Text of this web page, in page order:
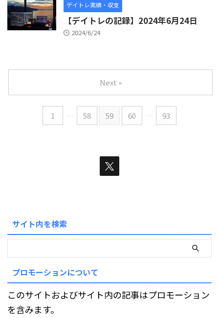
デイトレ実績・収支
【デイトレの記録】2024年6月24日
2024/6/24
1 … 58 59 60 … 93
Next »
サイト内を検索
プロモーションについて
このサイトおよびサイト内の記事はプロモーション
を含みます。